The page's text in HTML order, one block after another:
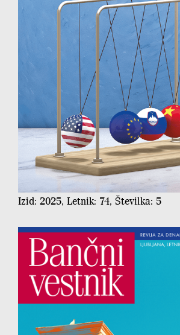
Izid: 2025, Letnik: 74, Številka: 5